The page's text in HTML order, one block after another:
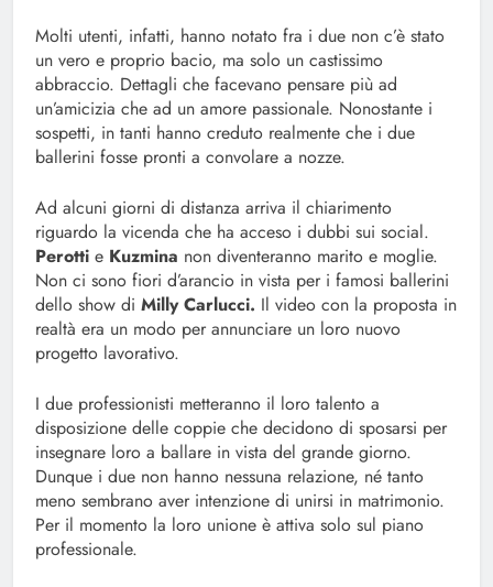
Molti utenti, infatti, hanno notato fra i due non c’è stato
un vero e proprio bacio, ma solo un castissimo
abbraccio. Dettagli che facevano pensare più ad
un’amicizia che ad un amore passionale. Nonostante i
sospetti, in tanti hanno creduto realmente che i due
ballerini fosse pronti a convolare a nozze.
Ad alcuni giorni di distanza arriva il chiarimento
riguardo la vicenda che ha acceso i dubbi sui social.
Perotti e Kuzmina non diventeranno marito e moglie.
Non ci sono fiori d’arancio in vista per i famosi ballerini
dello show di Milly Carlucci. Il video con la proposta in
realtà era un modo per annunciare un loro nuovo
progetto lavorativo.
I due professionisti metteranno il loro talento a
disposizione delle coppie che decidono di sposarsi per
insegnare loro a ballare in vista del grande giorno.
Dunque i due non hanno nessuna relazione, né tanto
meno sembrano aver intenzione di unirsi in matrimonio.
Per il momento la loro unione è attiva solo sul piano
professionale.